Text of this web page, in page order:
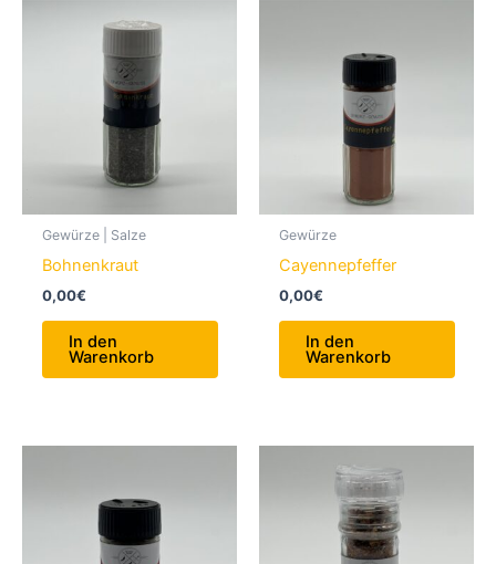
Gewürze | Salze
Bohnenkraut
0,00€
In den
Warenkorb
Gewürze
Cayennepfeffer
0,00€
In den
Warenkorb